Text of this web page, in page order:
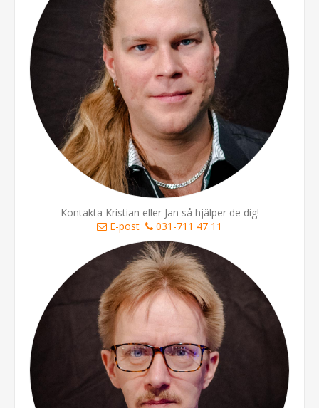
Kontakta Kristian eller Jan så hjälper de dig!
E-post
031-711 47 11